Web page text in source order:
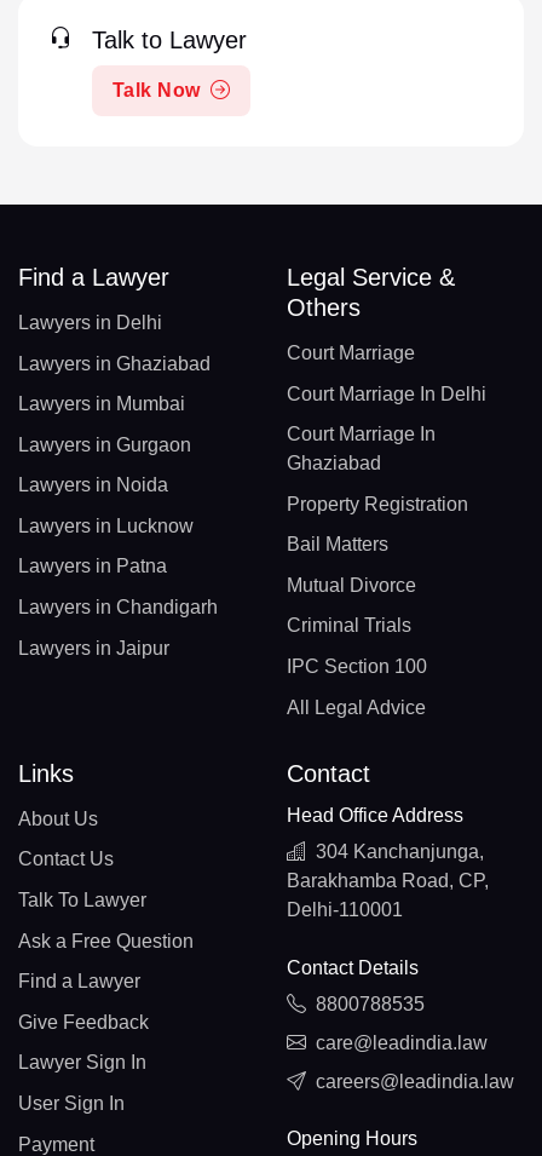
Talk to Lawyer
Talk Now
Find a Lawyer
Lawyers in Delhi
Lawyers in Ghaziabad
Lawyers in Mumbai
Lawyers in Gurgaon
Lawyers in Noida
Lawyers in Lucknow
Lawyers in Patna
Lawyers in Chandigarh
Lawyers in Jaipur
Legal Service &
Others
Court Marriage
Court Marriage In Delhi
Court Marriage In
Ghaziabad
Property Registration
Bail Matters
Mutual Divorce
Criminal Trials
IPC Section 100
All Legal Advice
Links
About Us
Contact Us
Talk To Lawyer
Ask a Free Question
Find a Lawyer
Give Feedback
Lawyer Sign In
User Sign In
Payment
Contact
Head Office Address
304 Kanchanjunga,
Barakhamba Road, CP,
Delhi-110001
Contact Details
8800788535
care@leadindia.law
careers@leadindia.law
Opening Hours